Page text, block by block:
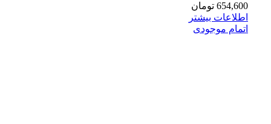
654,600 تومان
اطلاعات بیشتر
اتمام موجودی